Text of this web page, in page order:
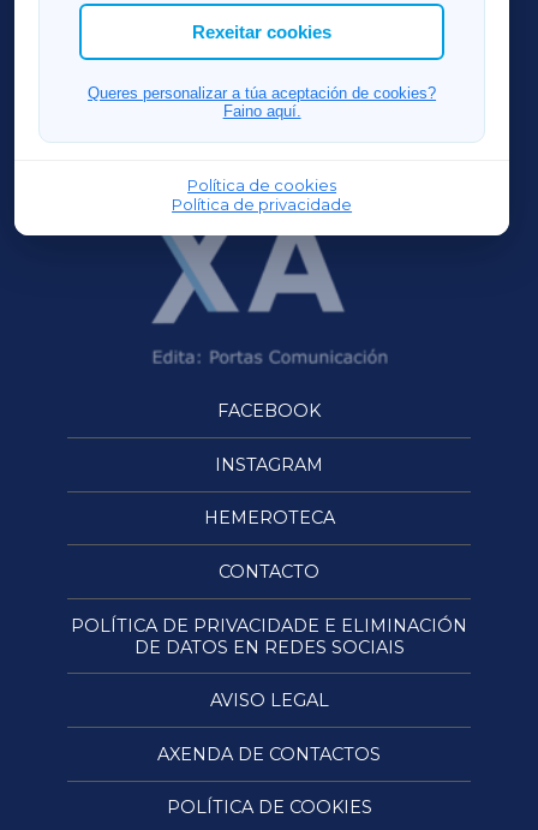
Rexeitar cookies
Queres personalizar a túa aceptación de cookies?
Faino aquí.
Política de cookies
Política de privacidade
ACORUÑAXA
FERROLXA
OURENSEXA
FACEBOOK
INSTAGRAM
HEMEROTECA
CONTACTO
POLÍTICA DE PRIVACIDADE E ELIMINACIÓN
DE DATOS EN REDES SOCIAIS
AVISO LEGAL
AXENDA DE CONTACTOS
POLÍTICA DE COOKIES